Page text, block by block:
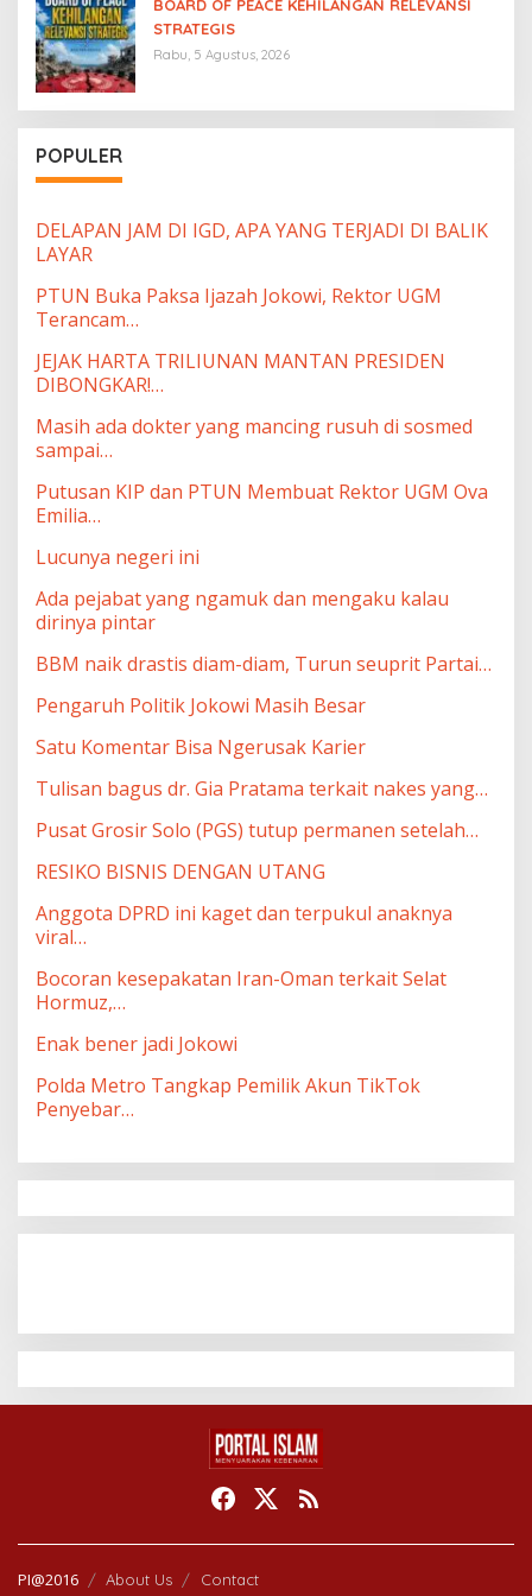
BOARD OF PEACE KEHILANGAN RELEVANSI
STRATEGIS
Rabu, 5 Agustus, 2026
POPULER
DELAPAN JAM DI IGD, APA YANG TERJADI DI BALIK
LAYAR
PTUN Buka Paksa Ijazah Jokowi, Rektor UGM
Terancam…
JEJAK HARTA TRILIUNAN MANTAN PRESIDEN
DIBONGKAR!…
Masih ada dokter yang mancing rusuh di sosmed
sampai…
Putusan KIP dan PTUN Membuat Rektor UGM Ova
Emilia…
Lucunya negeri ini
Ada pejabat yang ngamuk dan mengaku kalau
dirinya pintar
BBM naik drastis diam-diam, Turun seuprit Partai…
Pengaruh Politik Jokowi Masih Besar
Satu Komentar Bisa Ngerusak Karier
Tulisan bagus dr. Gia Pratama terkait nakes yang…
Pusat Grosir Solo (PGS) tutup permanen setelah…
RESIKO BISNIS DENGAN UTANG
Anggota DPRD ini kaget dan terpukul anaknya
viral…
Bocoran kesepakatan Iran-Oman terkait Selat
Hormuz,…
Enak bener jadi Jokowi
Polda Metro Tangkap Pemilik Akun TikTok
Penyebar…
PI@2016 About Us Contact